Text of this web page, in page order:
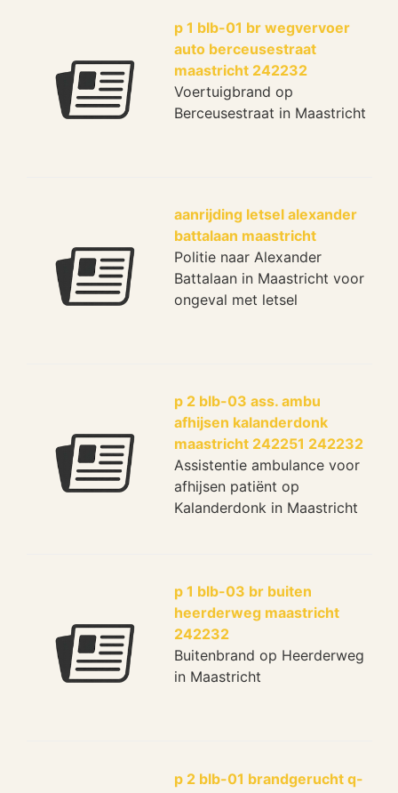
p 1 blb-01 br wegvervoer
auto berceusestraat
maastricht 242232
Voertuigbrand op
Berceusestraat in Maastricht
aanrijding letsel alexander
battalaan maastricht
Politie naar Alexander
Battalaan in Maastricht voor
ongeval met letsel
p 2 blb-03 ass. ambu
afhijsen kalanderdonk
maastricht 242251 242232
Assistentie ambulance voor
afhijsen patiënt op
Kalanderdonk in Maastricht
p 1 blb-03 br buiten
heerderweg maastricht
242232
Buitenbrand op Heerderweg
in Maastricht
p 2 blb-01 brandgerucht q-